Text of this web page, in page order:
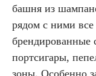
башня из
рядом с ними
брендированные
портсигары,